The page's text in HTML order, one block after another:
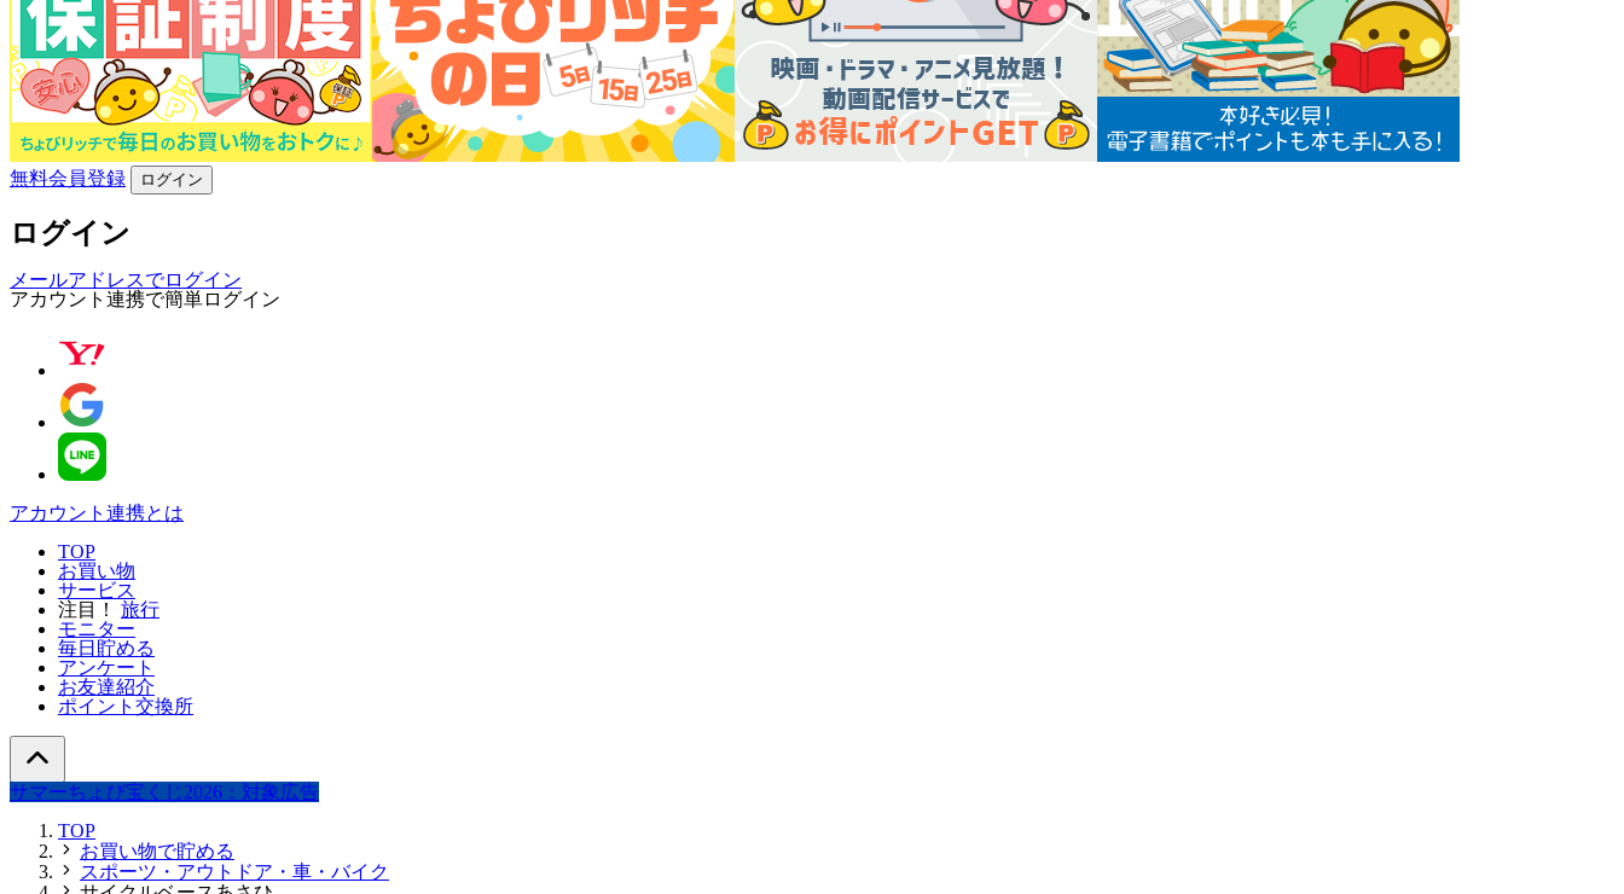
無料会員登録 ログイン
ログイン
メールアドレスでログイン
アカウント連携で簡単ログイン
アカウント連携とは
TOP
お買い物
サービス
注目！
旅行
モニター
毎日貯める
アンケート
お友達紹介
ポイント交換所
サマーちょび宝くじ2026：対象広告
TOP
お買い物で貯める
スポーツ・アウトドア・車・バイク